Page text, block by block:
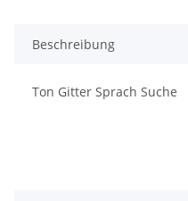
Beschreibung
Ton Gitter Sprach Suche